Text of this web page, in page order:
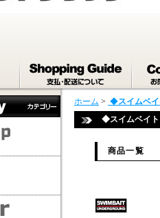
ホーム > ◆スイムベ
◆スイムベイ
商品一覧